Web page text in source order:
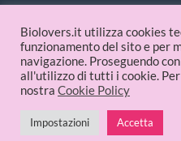
PAGAMENTI ACCETTATI
© 2026 Biolovers.it |
Biolovers.it utilizza cookies
funzionamento del sito e per
navigazione. Proseguendo
all'utilizzo di tutti i cookie.
nostra Cookie Policy
Impostazioni Accetta